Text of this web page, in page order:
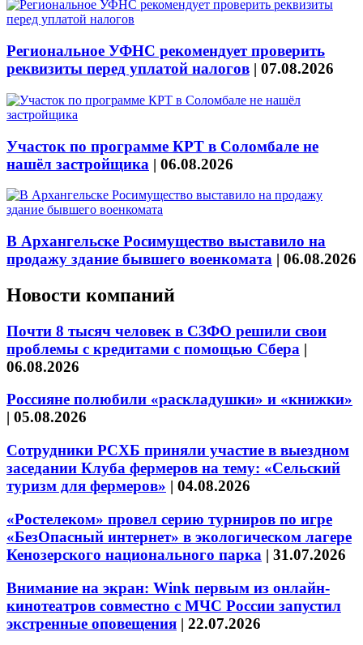
Региональное УФНС рекомендует проверить
реквизиты перед уплатой налогов | 07.08.2026
Участок по программе КРТ в Соломбале не
нашёл застройщика | 06.08.2026
В Архангельске Росимущество выставило на
продажу здание бывшего военкомата | 06.08.2026
Новости компаний
Почти 8 тысяч человек в СЗФО решили свои
проблемы с кредитами с помощью Сбера |
06.08.2026
Россияне полюбили «раскладушки» и «книжки»
| 05.08.2026
Сотрудники РСХБ приняли участие в выездном
заседании Клуба фермеров на тему: «Сельский
туризм для фермеров» | 04.08.2026
«Ростелеком» провел серию турниров по игре
«БезОпасный интернет» в экологическом лагере
Кенозерского национального парка | 31.07.2026
Внимание на экран: Wink первым из онлайн-
кинотеатров совместно с МЧС России запустил
экстренные оповещения | 22.07.2026